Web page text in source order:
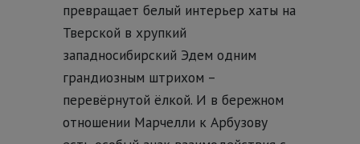
превращает белый интерьер хаты на
Тверской в хрупкий
западносибирский Эдем одним
грандиозным штрихом –
перевёрнутой ёлкой. И в бережном
отношении Марчелли к Арбузову